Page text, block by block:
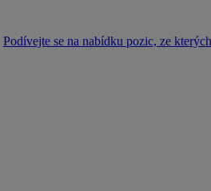
Podívejte se na nabídku pozic, ze